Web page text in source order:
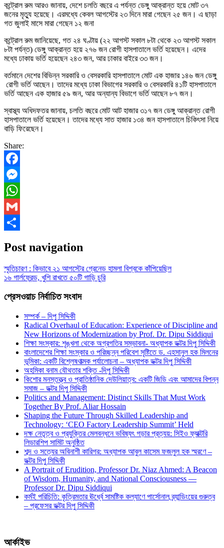
কন্ট্রোল রুম আরও জানায়, দেশে চলতি বছরে এ পর্যন্ত ডেঙ্গু আক্রান্ত হয়ে মোট ৩৭
জনের মৃত্যু হয়েছে। এরমধ্যে কেবল আগস্টের ২৩ দিনে মারা গেছেন ২৫ জন। এ ছাড়া
গত জুলাই মাসে মারা গেছেন ১২ জনা
কন্ট্রোল রুম জানিয়েছে, গত ২৪ ঘণ্টায় (২২ আগস্ট সকাল ৮টা থেকে ২৩ আগস্ট সকাল
৮টা পর্যন্ত) ডেঙ্গু আক্রান্ত হয়ে ২৭৬ জন রোগী হাসপাতালে ভর্তি হয়েছেন। এদের
মধ্যে ঢাকায় ভর্তি হয়েছেন ২৪৩ জন, আর ঢাকার বাইরে ৩৩ জন।
বর্তমানে দেশের বিভিন্ন সরকারি ও বেসরকারি হাসপাতালে মোট এক হাজার ১৪৬ জন ডেঙ্গু
রোগী ভর্তি আছেন। তাদের মধ্যে ঢাকা বিভাগের সরকারি ও বেসরকারি ৪১টি হাসপাতালে
ভর্তি আছেন এক হাজার ৫৯ জন, আর অন্যান্য বিভাগে ভর্তি আছেন ৮৭ জন।
স্বাস্থ্য অধিদফতর জানায়, চলতি বছরে মোট আট হাজার ৩১৭ জন ডেঙ্গু আক্রান্ত রোগী
হাসপাতালে ভর্তি হয়েছেন। তাদের মধ্যে সাত হাজার ১৩৪ জন হাসপাতালে চিকিৎসা নিয়ে
বাড়ি ফিরেছেন।
Share:
Facebook
Messenger
WhatsApp
Gmail
Post navigation
স্মৃতিচারণ : কিভাবে ২১ আগস্টের গ্রেনেড হামলা বিশ্বকে কাঁপিয়েছিল
১৬ গার্লফ্রেন্ড, খুশি রাখতে ৫০টি গাড়ি চুরি
প্রেসওয়াচ নির্বাচিত সংবাদ
সম্পর্ক – দিপু সিদ্দিকী
Radical Overhaul of Education: Experience of Discipline and
New Horizons of Modernization by Prof. Dr. Dipu Siddiqui
শিক্ষা সংস্কার: শৃঙ্খলা থেকে অগ্রগতির সম্ভাবনা- অধ্যাপক ডক্টর দিপু সিদ্দিকী
বাংলাদেশের শিক্ষা সংস্কার ও পরিচ্ছন্ন পরিবেশ সৃষ্টিতে ড. এহসানুল হক মিলনের
ভূমিকা: একটি বিশ্লেষণাত্মক পর্যালোচনা – অধ্যাপক ডক্টর দিপু সিদ্দিকী
অহমিকা বনাম যৌথতার শক্তি -দিপু সিদ্দিকী
কিশোর মনস্তত্ত্ব ও প্রাতিষ্ঠানিক দেউলিয়াত্ব: একটি জিডি এবং আমাদের বিপন্ন
সমাজ – ডক্টর দিপু সিদ্দিকী
Politics and Management: Distinct Skills That Must Work
Together By Prof. Aliar Hossain
Shaping the Future Through Skilled Leadership and
Technology: ‘CEO Factory Leadership Summit’ Held
দক্ষ নেতৃত্ব ও প্রযুক্তির মেলবন্ধনে ভবিষ্যৎ গড়ার প্রত্যয়: সিইও ফ্যাক্টরি
লিডারশিপ সামিট অনুষ্ঠিত
শব্দ ও সত্যের অবিনাশী কারিগর: অধ্যাপক আবুল কাসেম ফজলুল হক স্মরণে –
ডক্টর দিপু সিদ্দিকী
A Portrait of Erudition, Professor Dr. Niaz Ahmed: A Beacon
of Wisdom, Humanity, and National Consciousness —
Professor Dr. Dipu Siddiqui
কর্মই পরিচিতি: কৃত্রিমতার ঊর্ধ্বে সামষ্টিক কল্যাণে পার্সোনাল ব্র্যান্ডিংয়ের গুরুত্ব
– প্রফেসর ডক্টর দিপু সিদ্দিকী
আর্কাইভ